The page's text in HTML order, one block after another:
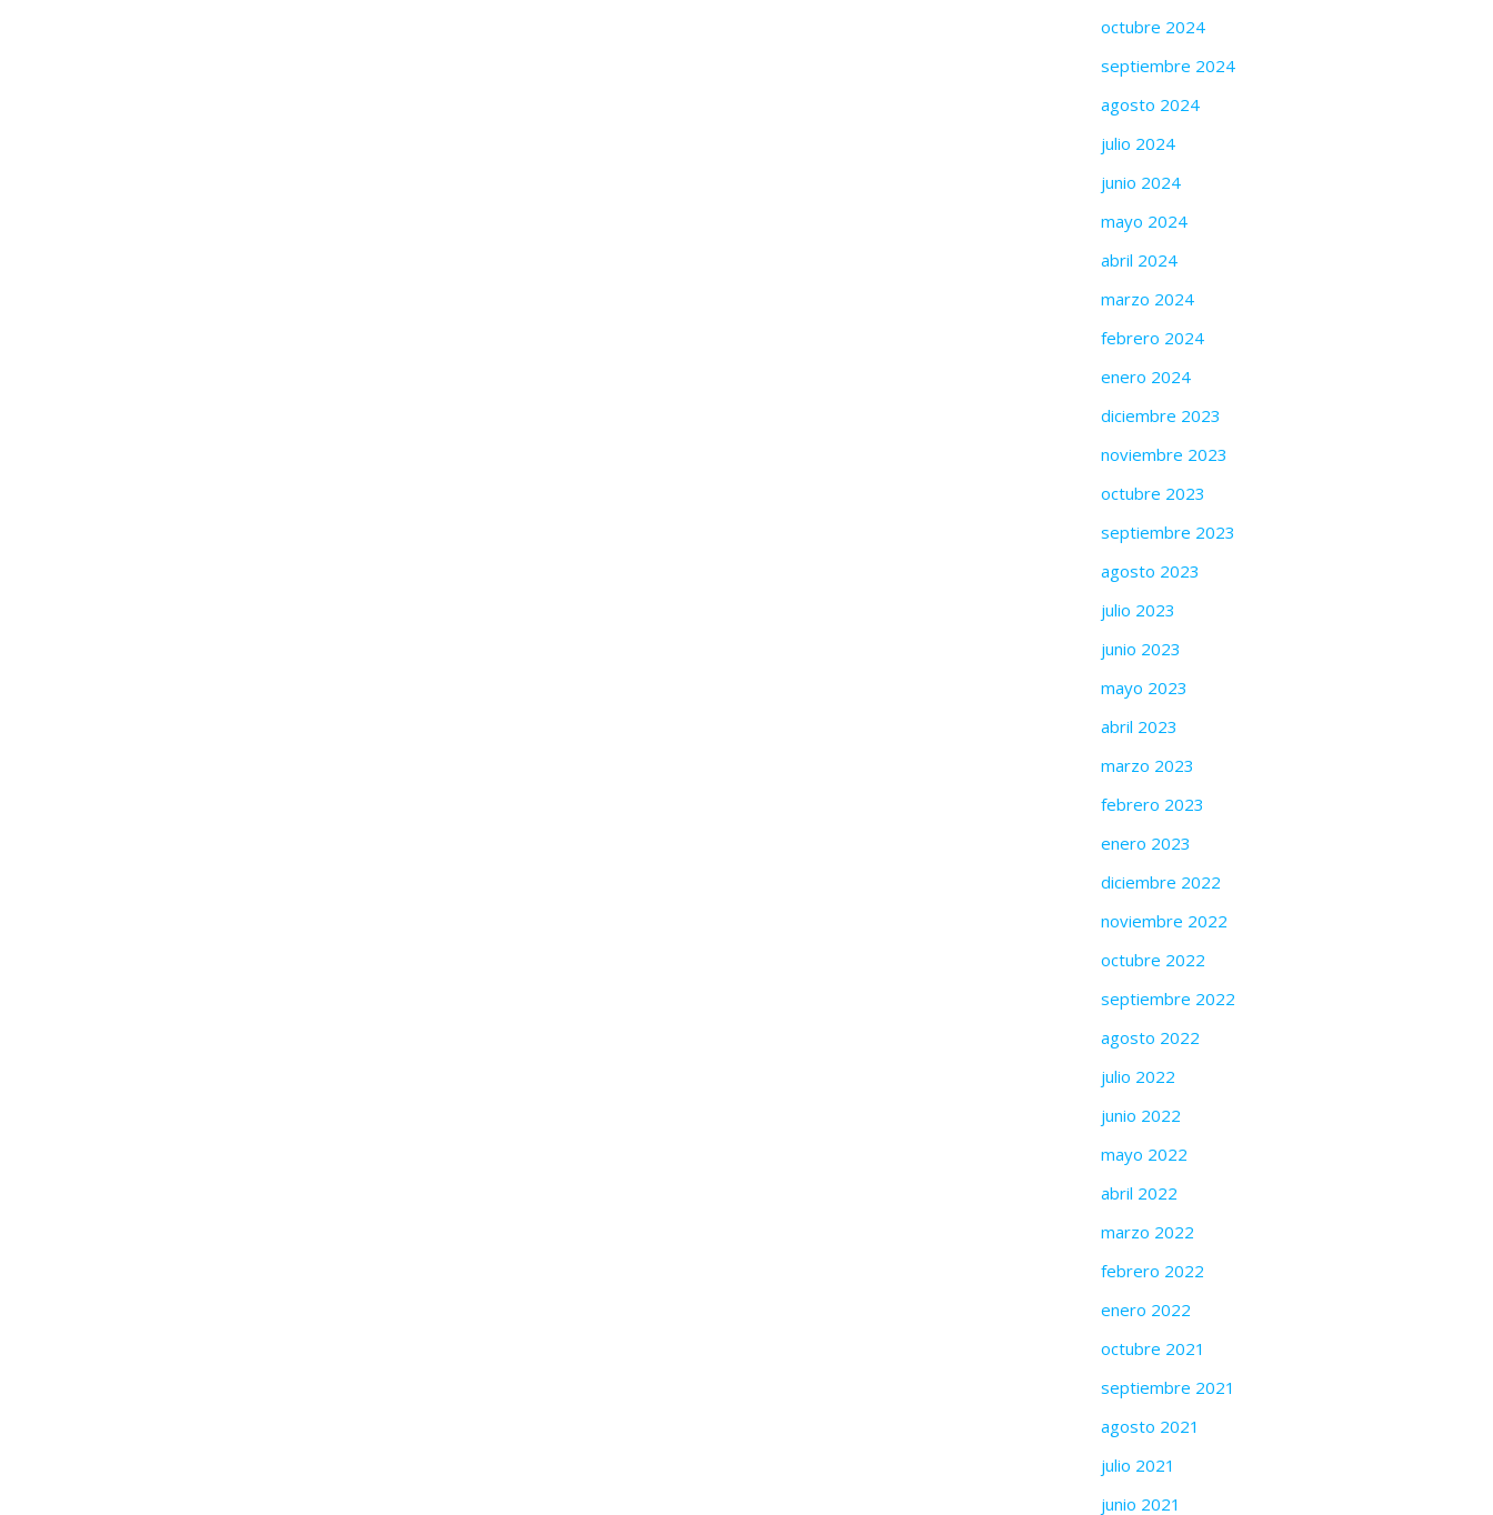
octubre 2024
septiembre 2024
agosto 2024
julio 2024
junio 2024
mayo 2024
abril 2024
marzo 2024
febrero 2024
enero 2024
diciembre 2023
noviembre 2023
octubre 2023
septiembre 2023
agosto 2023
julio 2023
junio 2023
mayo 2023
abril 2023
marzo 2023
febrero 2023
enero 2023
diciembre 2022
noviembre 2022
octubre 2022
septiembre 2022
agosto 2022
julio 2022
junio 2022
mayo 2022
abril 2022
marzo 2022
febrero 2022
enero 2022
octubre 2021
septiembre 2021
agosto 2021
julio 2021
junio 2021